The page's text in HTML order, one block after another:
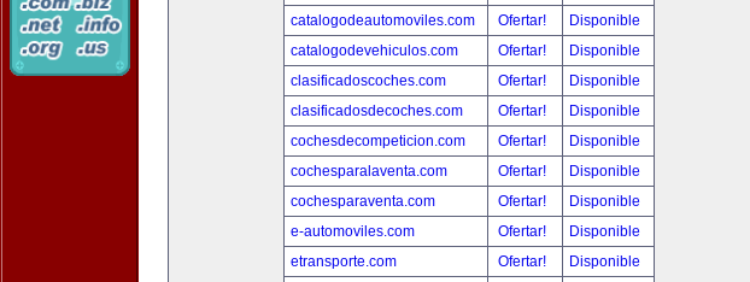
catalogodeautomoviles.com
Ofertar!
Disponible
catalogodevehiculos.com
Ofertar!
Disponible
clasificadoscoches.com
Ofertar!
Disponible
clasificadosdecoches.com
Ofertar!
Disponible
cochesdecompeticion.com
Ofertar!
Disponible
cochesparalaventa.com
Ofertar!
Disponible
cochesparaventa.com
Ofertar!
Disponible
e-automoviles.com
Ofertar!
Disponible
etransporte.com
Ofertar!
Disponible